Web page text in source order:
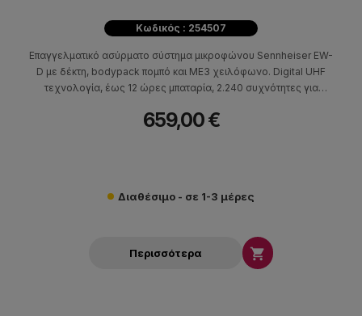
Κωδικός : 254507
Επαγγελματικό ασύρματο σύστημα μικροφώνου Sennheiser EW-
D με δέκτη, bodypack πομπό και ME3 χειλόφωνο. Digital UHF
τεχνολογία, έως 12 ώρες μπαταρία, 2.240 συχνότητες για
659,00 €
Διαθέσιμο - σε 1-3 μέρες
Περισσότερα 